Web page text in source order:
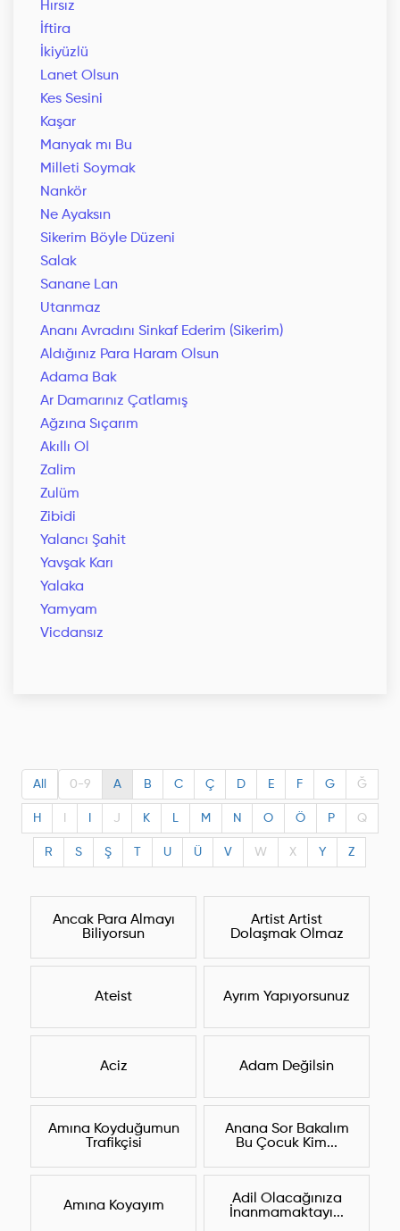
Hırsız
İftira
İkiyüzlü
Lanet Olsun
Kes Sesini
Kaşar
Manyak mı Bu
Milleti Soymak
Nankör
Ne Ayaksın
Sikerim Böyle Düzeni
Salak
Sanane Lan
Utanmaz
Ananı Avradını Sinkaf Ederim (Sikerim)
Aldığınız Para Haram Olsun
Adama Bak
Ar Damarınız Çatlamış
Ağzına Sıçarım
Akıllı Ol
Zalim
Zulüm
Zibidi
Yalancı Şahit
Yavşak Karı
Yalaka
Yamyam
Vicdansız
All 0-9 A B C Ç D E F G Ğ
H J K L M N O Ö P Q
R S Ş U Ü V W X Y Z
Ancak Para Almayı
Biliyorsun
Artist Artist
Dolaşmak Olmaz
Ateist Ayrım Yapıyorsunuz
Aciz Adam Değilsin
Amına Koyduğumun
Trafikçisi
Anana Sor Bakalım
Bu Çocuk Kim...
Amına Koyayım
Adil Olacağınıza
İnanmamaktayı...